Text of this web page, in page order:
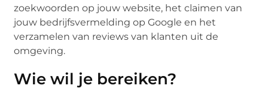
zoekwoorden op jouw website, het claimen van
jouw bedrijfsvermelding op Google en het
verzamelen van reviews van klanten uit de
omgeving.
Wie wil je bereiken?